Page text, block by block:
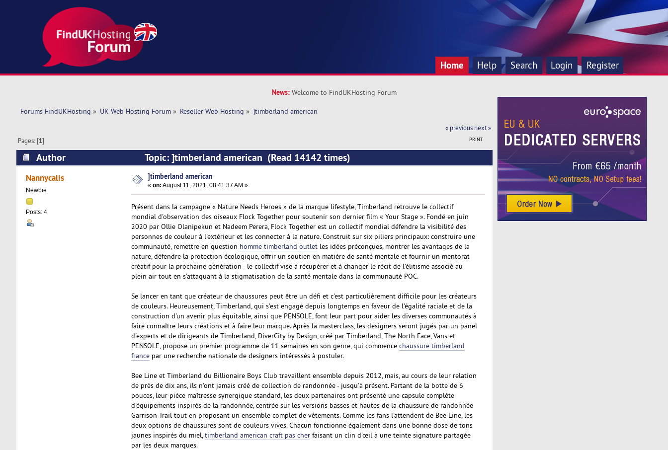
Home Help Search Login Register
News: Welcome to FindUKHosting Forum
Forums FindUKHosting » UK Web Hosting Forum» Reseller Web Hosting » ]timberland american
« previous next »
PRINT
Pages: [1]
Author Topic: ]timberland american (Read 14142 times)
Nannycalis
Newbie
Posts: 4
]timberland american
«on: August 11, 2021, 08:41:37 AM »
Présent dans la campagne « Nature Needs Heroes » de la marque lifestyle, Timberland retrouve le collectif
mondial d'observation des oiseaux Flock Together pour soutenir son dernier film « Your Stage ». Fondé en juin
2020 par Ollie Olanipekun et Nadeem Perera, Flock Together est un collectif mondial défendre la visibilité des
personnes de couleur à l'extérieur et les connecter à la nature. Construit sur six piliers principaux: construire une
communauté, remettre en question homme timberland outletles idées préconçues, montrer les avantages de la
nature, défendre la protection écologique, offrir un soutien en matière de santé mentale et fournir un mentorat
créatif pour la prochaine génération - le collectif vise à récupérer et à changer le récit de l'élitisme associé au
plein air tout en s'attaquant à la stigmatisation de la santé mentale dans la communauté POC.
Se lancer en tant que créateur de chaussures peut être un défi et c'est particulièrement difficile pour les créateurs
de couleurs. Heureusement, Timberland, qui s'est engagé depuis longtemps en faveur de l'égalité raciale et de la
construction d'un avenir plus équitable, ainsi que PENSOLE, font leur part pour aider les diverses communautés à
faire connaître leurs créations et à faire leur marque. Après la masterclass, les designers seront jugés par un panel
d'experts et de dirigeants de Timberland, DiverCity by Design, créé par Timberland, The North Face, Vans et
PENSOLE, propose un premier programme de 11 semaines en son genre, qui commence chaussure timberland
francepar une recherche nationale de designers intéressés à postuler.
Bee Line et Timberland du Billionaire Boys Club travaillent ensemble depuis 2012, mais, au cours de leur relation
de près de dix ans, ils n'ont jamais créé de collection de randonnée - jusqu'à présent. Partant de la botte de 6
pouces, leur pièce maîtresse synergique standard, les deux partenaires ont présenté une capsule complète
d'équipements inspirés de la randonnée, centrée sur les versions basses et hautes de la chaussure de randonnée
Garrison Trail tout en proposant un ensemble complet de vêtements. Comme les fans l'attendent de Bee Line, les
deux options de chaussures sont de couleurs vives. Chacun fonctionne également dans une bonne dose de tons
jaunes inspirés du miel,timberland american craft pas cherfaisant un clin d'œil à une teinte signature partagée
par les deux marques.